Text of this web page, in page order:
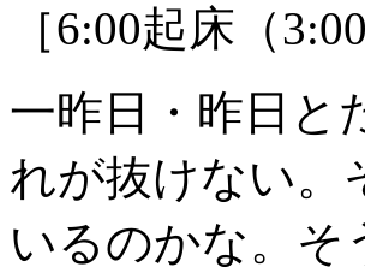
［6:00起床（
一昨日・昨日と
れが抜けない。
いるのかな。そ